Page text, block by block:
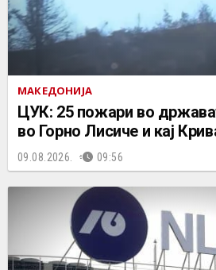
МАКЕДОНИЈА
ЦУК: 25 пожари во
во Горно Лисиче и кај
09.08.2026. 09:56